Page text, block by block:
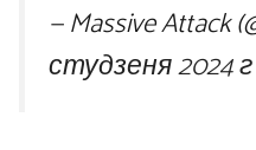
— Massive Attack
студзеня 2024 г